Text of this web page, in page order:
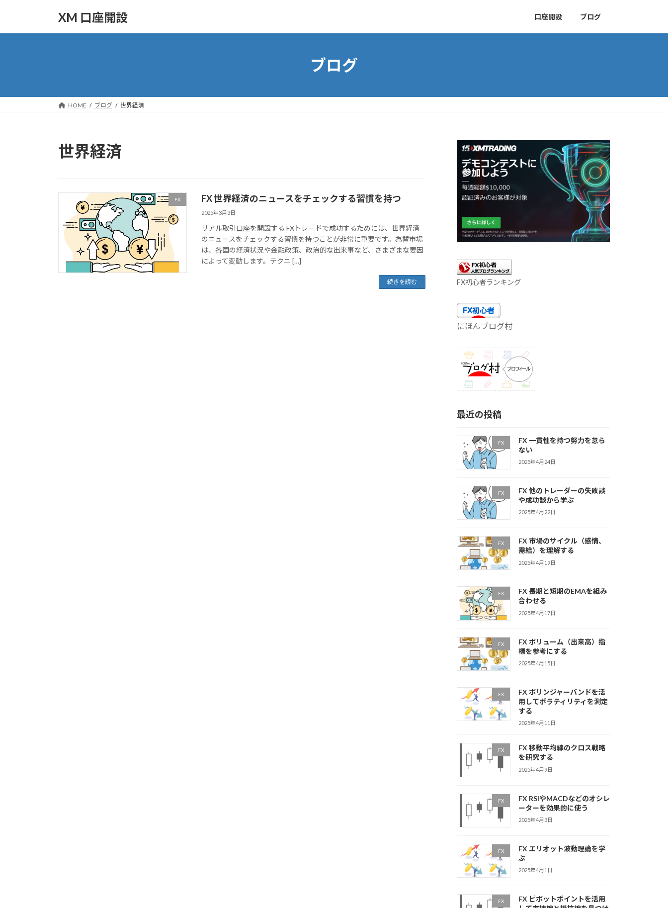
XM 口座開設 口座開設 ブログ
ブログ
HOME ブログ 世界経済
世界経済
FX FX 世界経済のニュースをチェックする習慣を持つ
2025年3月3日
リアル取引口座を開設する FXトレードで成功するためには、世界経済
のニュースをチェックする習慣を持つことが非常に重要です。為替市場
は、各国の経済状況や金融政策、政治的な出来事など、さまざまな要因
によって変動します。テクニ […]
続きを読む FX初心者ランキング
にほんブログ村
最近の投稿
FX
FX 一貫性を持つ努力を怠ら
ない
2025年4月24日
FX
FX 他のトレーダーの失敗談
や成功談から学ぶ
2025年4月22日
FX
FX 市場のサイクル（感情、
需給）を理解する
2025年4月19日
FX
FX 長期と短期のEMAを組み
合わせる
2025年4月17日
FX
FX ボリューム（出来高）指
標を参考にする
2025年4月15日
FX
FX ボリンジャーバンドを活
用してボラティリティを測定
する
2025年4月11日
FX
FX 移動平均線のクロス戦略
を研究する
2025年4月9日
FX
FX RSIやMACDなどのオシレ
ーターを効果的に使う
2025年4月3日
FX
FX エリオット波動理論を学
ぶ
2025年4月1日
FX
FX ピボットポイントを活用